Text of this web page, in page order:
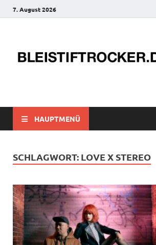
7. August 2026
HAUPTMENÜ
SCHLAGWORT: LOVE X STEREO